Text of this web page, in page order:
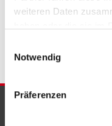
weiteren Daten
Notwendig
Präferenzen
Bad Eilsen
Immobilie
PARTNER